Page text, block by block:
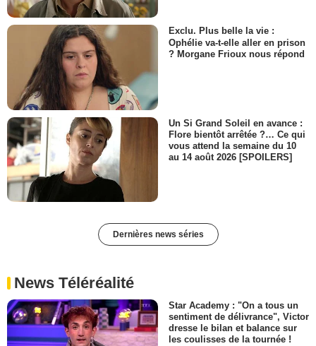
Exclu. Plus belle la vie :
Ophélie va-t-elle aller en prison
? Morgane Frioux nous répond
Un Si Grand Soleil en avance :
Flore bientôt arrêtée ?… Ce qui
vous attend la semaine du 10
au 14 août 2026 [SPOILERS]
Dernières news séries
News Téléréalité
Star Academy : "On a tous un
sentiment de délivrance", Victor
dresse le bilan et balance sur
les coulisses de la tournée !